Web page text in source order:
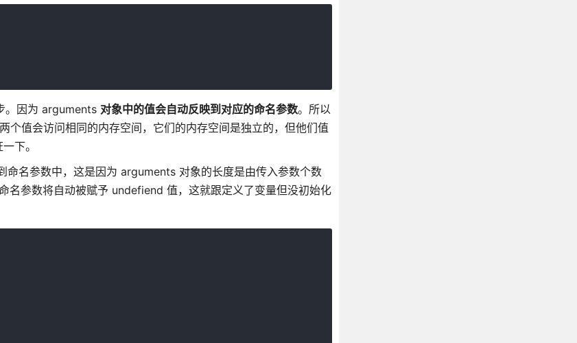
。因为 arguments 对象中的值会自动反映到对应的命名参数。所以
值会访问相同的内存空间，它们的内存空间是独立的，但他们值
下。
名参数中，这是因为 arguments 对象的长度是由传入参数个数
名参数将自动被赋予 undefiend 值，这就跟定义了变量但没初始化